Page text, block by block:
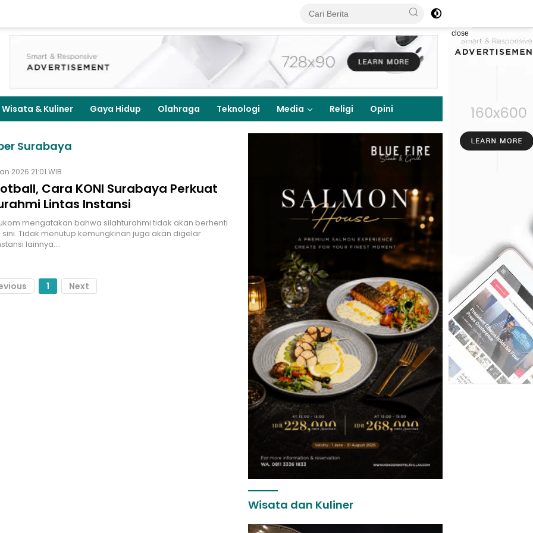
close
Wisata & Kuliner Gaya Hidup Olahraga Teknologi Media Religi Opini
Surabaya
2026 21:01 WIB
Cara KONI Surabaya Perkuat
Lintas Instansi
mengatakan bahwa silahturahmi tidak akan berhenti
Tidak menutup kemungkinan juga akan digelar
lainnya.…
1 Next
Wisata dan Kuliner